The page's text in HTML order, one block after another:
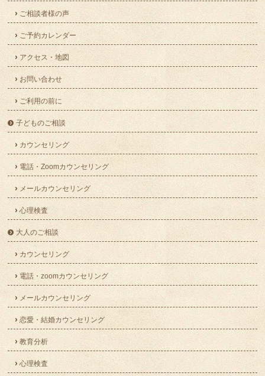
ご相談者様の声
ご予約カレンダー
アクセス・地図
お問い合わせ
ご利用の前に
子どものご相談
カウンセリング
電話・Zoomカウンセリング
メールカウンセリング
心理検査
大人のご相談
カウンセリング
電話・zoomカウンセリング
メールカウンセリング
恋愛・結婚カウンセリング
教育分析
心理検査